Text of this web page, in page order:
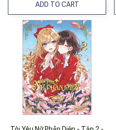
ADD TO CART